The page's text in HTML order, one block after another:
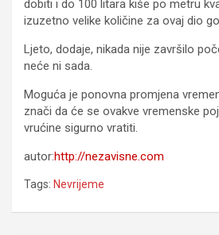
dobiti i do 100 litara kiše po metru
izuzetno velike količine za ovaj dio
Ljeto, dodaje, nikada nije završilo
neće ni sada.
Moguća je ponovna promjena
znači da će se ovakve vremenske
vrućine sigurno vratiti.
autor:http://nezavisne.com
Tags: Nevrijeme